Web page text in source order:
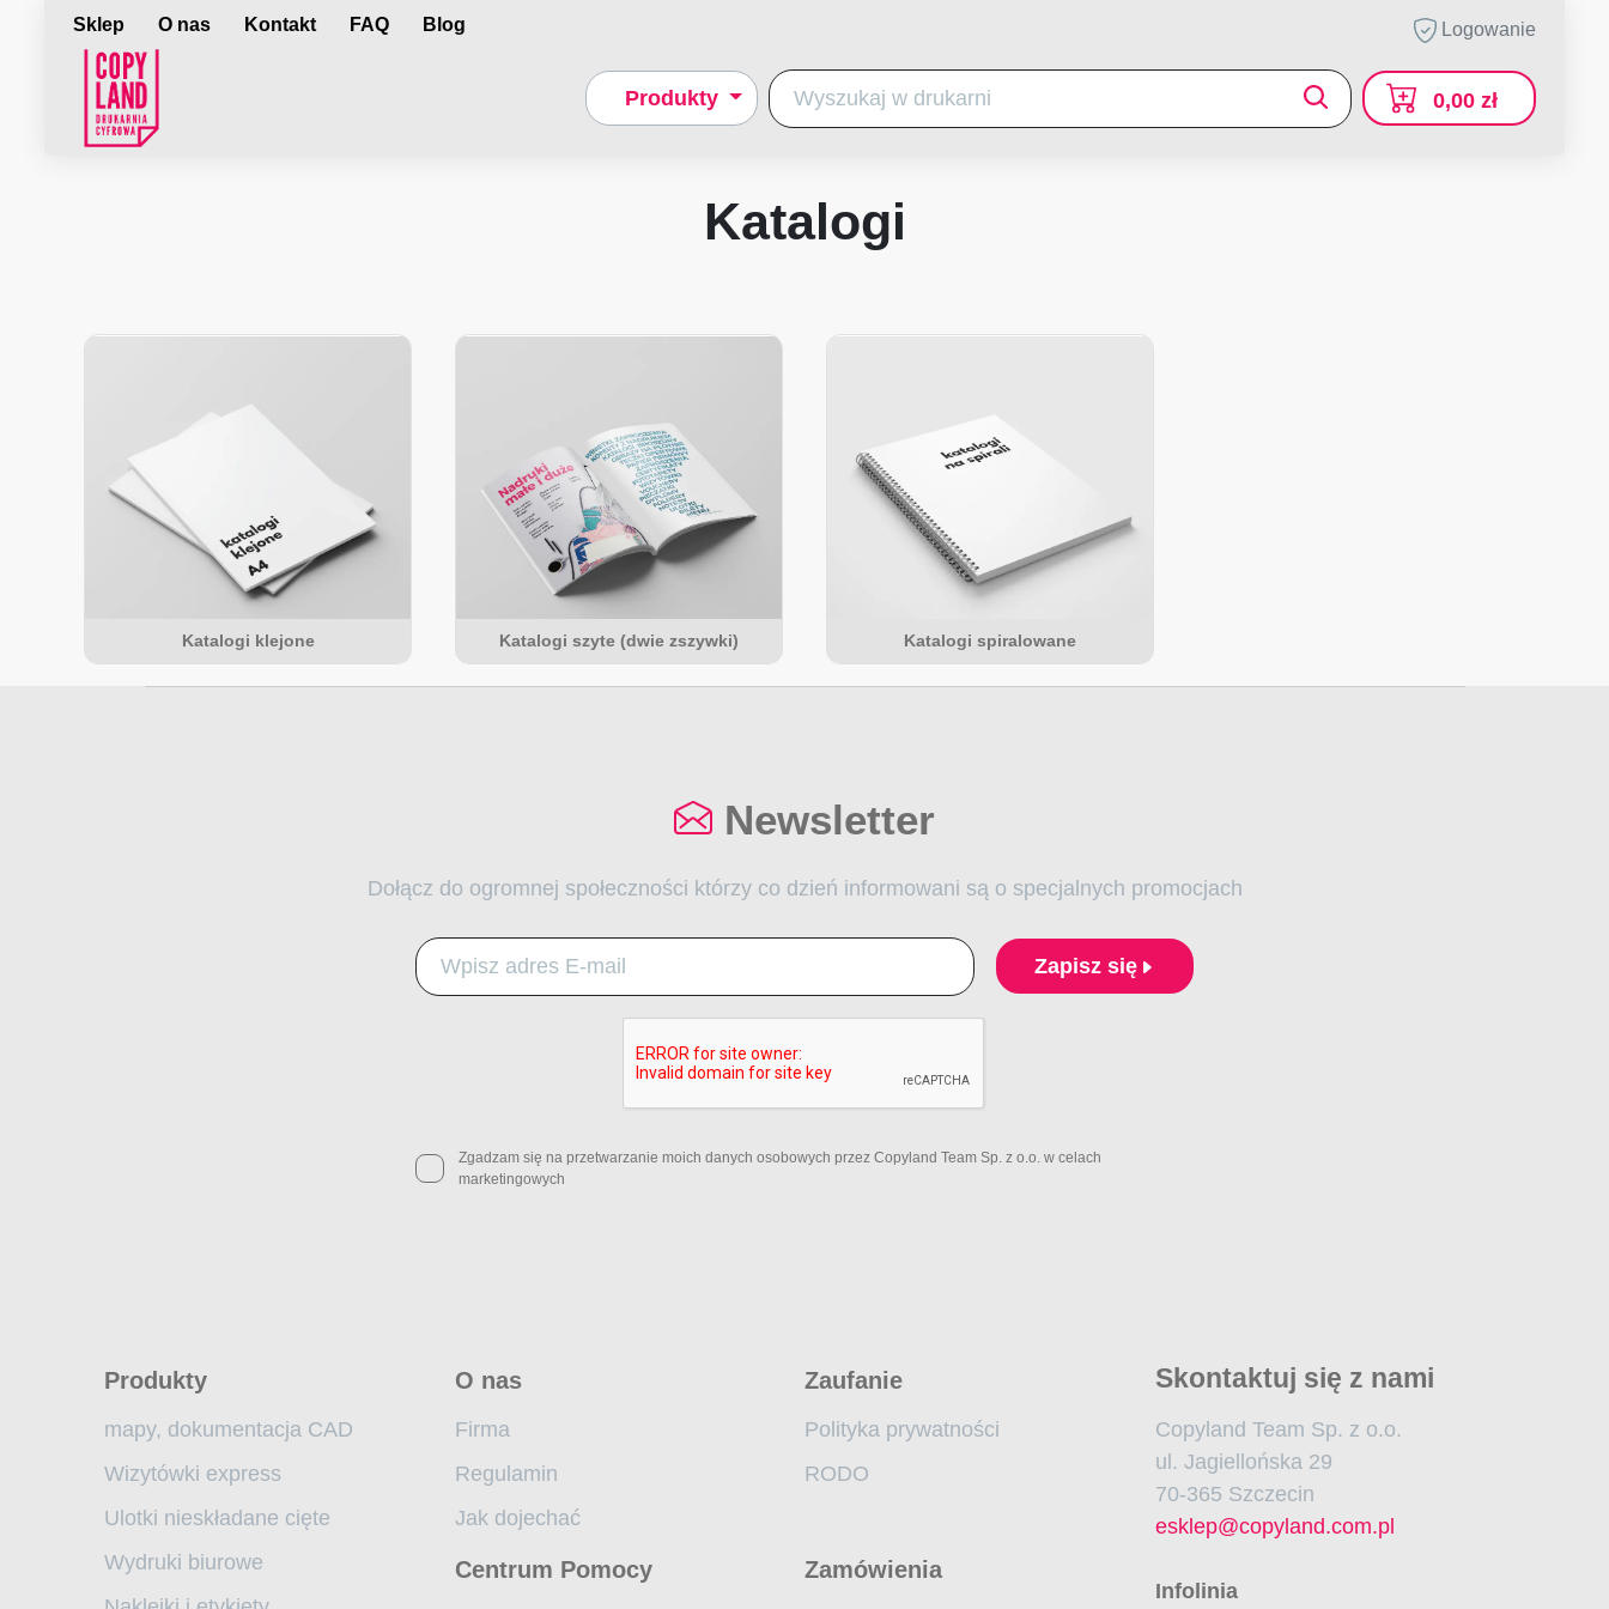
Sklep O nas Kontakt FAQ Blog Logowanie
Produkty 0,00 zł
Katalogi
Katalogi klejone Katalogi szyte (dwie zszywki) Katalogi spiralowane
Newsletter
Dołącz do ogromnej społeczności którzy co dzień informowani są o specjalnych promocjach
Zapisz się
Zgadzam się na przetwarzanie moich danych osobowych przez Copyland Team Sp. z o.o. w celach
marketingowych
Produkty
mapy, dokumentacja CAD
Wizytówki express
Ulotki nieskładane cięte
Wydruki biurowe
O nas
Firma
Regulamin
Jak dojechać
Centrum Pomocy
Zaufanie
Polityka prywatności
RODO
Zamówienia
Skontaktuj się z nami
Copyland Team Sp. z o.o.
ul. Jagiellońska 29
70-365 Szczecin
esklep@copyland.com.pl
Infolinia